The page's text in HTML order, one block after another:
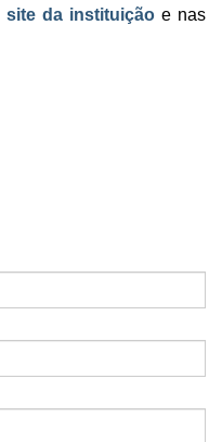
site da instituiçãoe nas